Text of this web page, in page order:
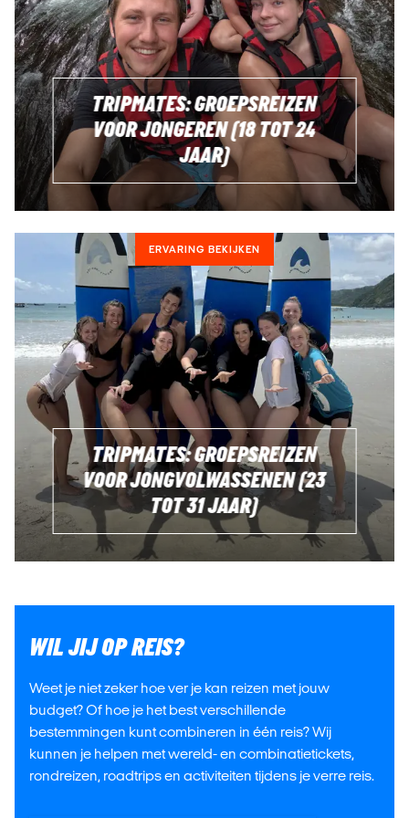
TRIPMATES: GROEPSREIZEN
VOOR JONGEREN (18 TOT 24
JAAR)
ERVARING BEKIJKEN
TRIPMATES: GROEPSREIZEN
VOOR JONGVOLWASSENEN (23
TOT 31 JAAR)
WIL JIJ OP REIS?
Weet je niet zeker hoe ver je kan reizen met jouw
budget? Of hoe je het best verschillende
bestemmingen kunt combineren in één reis? Wij
kunnen je helpen met wereld- en combinatietickets,
rondreizen, roadtrips en activiteiten tijdens je verre reis.